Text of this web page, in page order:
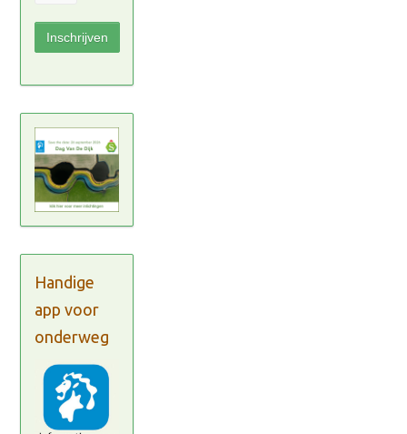
Handige
app voor
onderweg